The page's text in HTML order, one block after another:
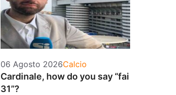
06 Agosto 2026Categorie
Calcio
Cardinale, how do you say “fai
31”?